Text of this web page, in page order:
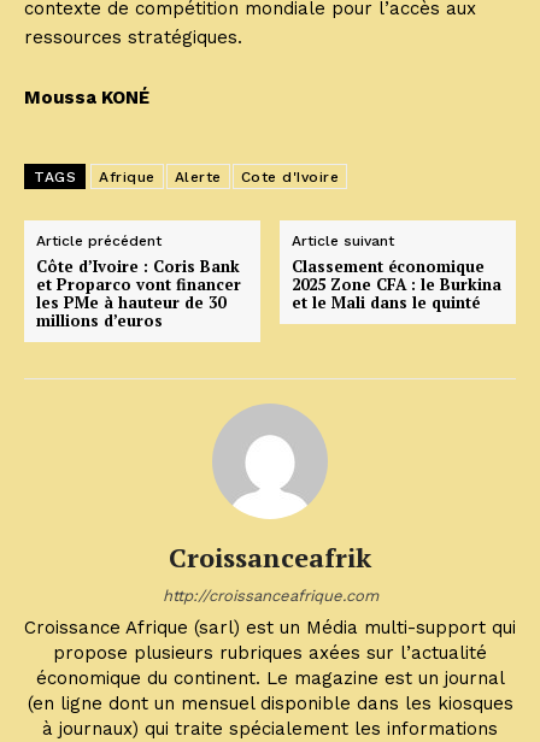
contexte de compétition mondiale pour l’accès aux
ressources stratégiques.
Moussa KONÉ
TAGS Afrique Alerte Cote d'Ivoire
Article précédent
Côte d’Ivoire : Coris Bank
et Proparco vont financer
les PMe à hauteur de 30
millions d’euros
Article suivant
Classement économique
2025 Zone CFA : le Burkina
et le Mali dans le quinté
Croissanceafrik
http://croissanceafrique.com
Croissance Afrique (sarl) est un Média multi-support qui
propose plusieurs rubriques axées sur l’actualité
économique du continent. Le magazine est un journal
(en ligne dont un mensuel disponible dans les kiosques
à journaux) qui traite spécialement les informations